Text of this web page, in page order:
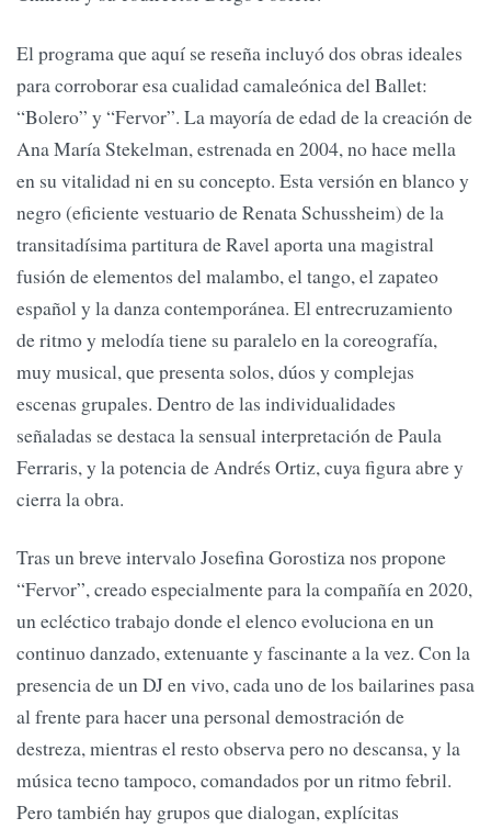
El programa que aquí se reseña incluyó dos obras ideales
para corroborar esa cualidad camaleónica del Ballet:
“Bolero” y “Fervor”. La mayoría de edad de la creación de
Ana María Stekelman, estrenada en 2004, no hace mella
en su vitalidad ni en su concepto. Esta versión en blanco y
negro (eficiente vestuario de Renata Schussheim) de la
transitadísima partitura de Ravel aporta una magistral
fusión de elementos del malambo, el tango, el zapateo
español y la danza contemporánea. El entrecruzamiento
de ritmo y melodía tiene su paralelo en la coreografía,
muy musical, que presenta solos, dúos y complejas
escenas grupales. Dentro de las individualidades
señaladas se destaca la sensual interpretación de Paula
Ferraris, y la potencia de Andrés Ortiz, cuya figura abre y
cierra la obra.
Tras un breve intervalo Josefina Gorostiza nos propone
“Fervor”, creado especialmente para la compañía en 2020,
un ecléctico trabajo donde el elenco evoluciona en un
continuo danzado, extenuante y fascinante a la vez. Con la
presencia de un DJ en vivo, cada uno de los bailarines pasa
al frente para hacer una personal demostración de
destreza, mientras el resto observa pero no descansa, y la
música tecno tampoco, comandados por un ritmo febril.
Pero también hay grupos que dialogan, explícitas